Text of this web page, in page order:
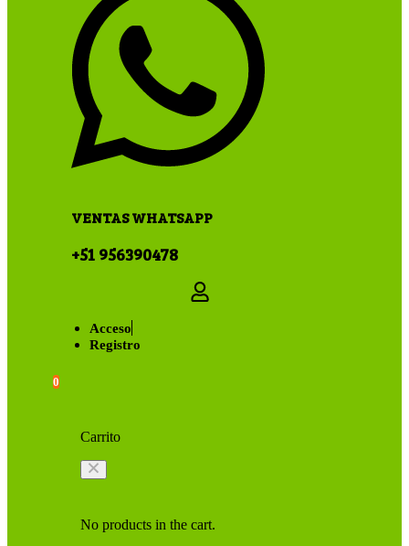
VENTAS WHATSAPP
+51 956390478
Acceso
Registro
0
Carrito
No products in the cart.